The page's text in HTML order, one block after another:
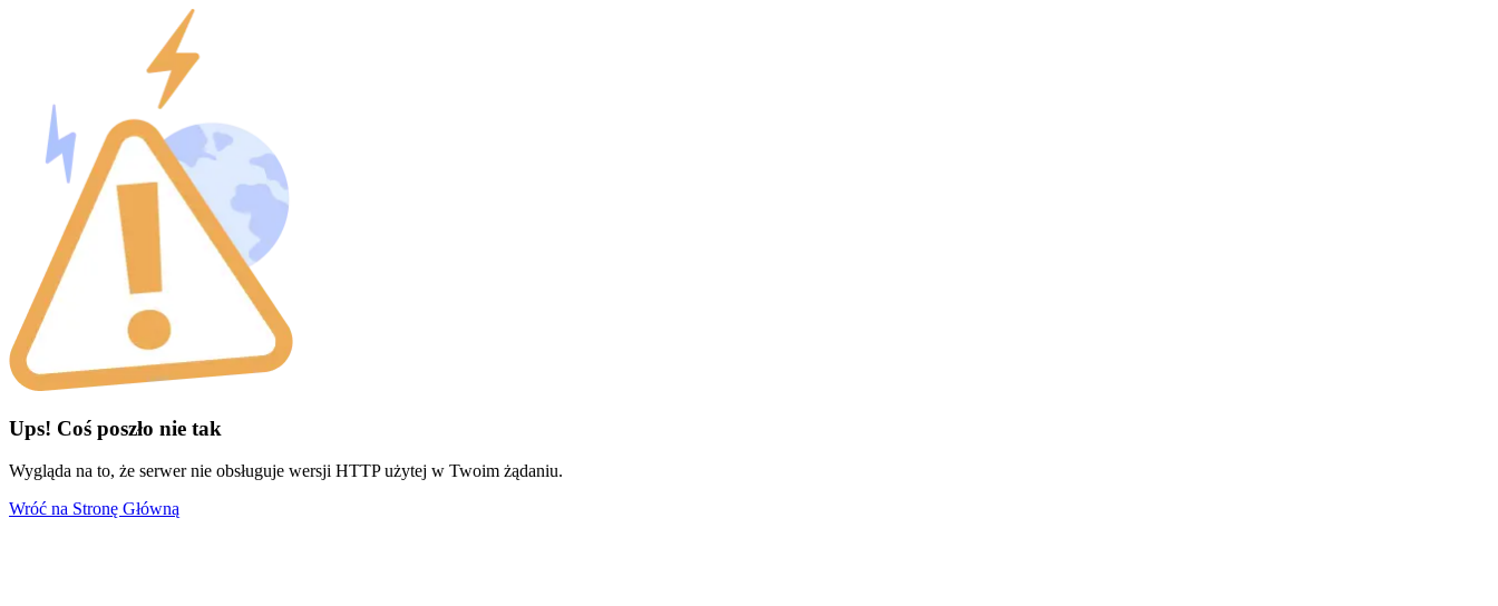
Ups! Coś poszło nie tak
Wygląda na to, że serwer nie obsługuje wersji HTTP użytej w Twoim żądaniu.
Wróć na Stronę Główną